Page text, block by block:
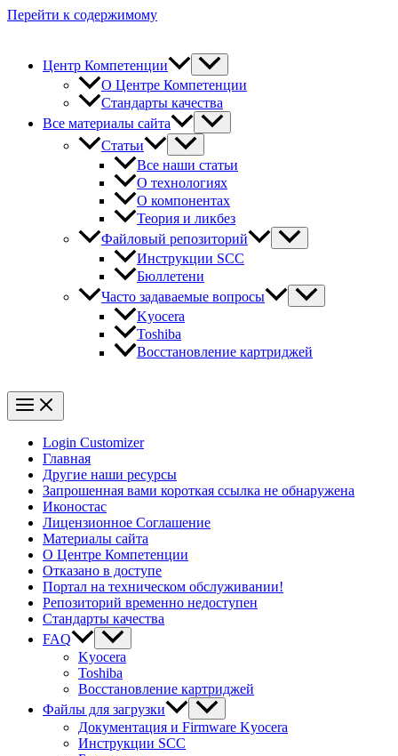
Перейти к содержимому
Центр Компетенции
О Центре Компетенции
Стандарты качества
Все материалы сайта
Статьи
Все наши статьи
О технологиях
О компонентах
Теория и ликбез
Файловый репозиторий
Инструкции SCC
Бюллетени
Часто задаваемые вопросы
Kyocera
Toshiba
Восстановление картриджей
Login Customizer
Главная
Другие наши ресурсы
Запрошенная вами короткая ссылка не обнаружена
Иконостас
Лицензионное Соглашение
Материалы сайта
О Центре Компетенции
Отказано в доступе
Портал на техническом обслуживании!
Репозиторий временно недоступен
Стандарты качества
FAQ
Kyocera
Toshiba
Восстановление картриджей
Файлы для загрузки
Документация и Firmware Kyocera
Инструкции SCC